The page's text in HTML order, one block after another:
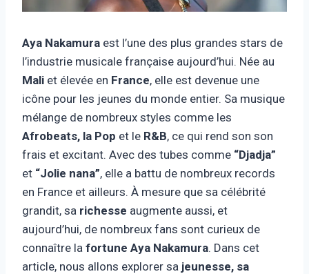
Aya Nakamura est l’une des plus grandes stars de
l’industrie musicale française aujourd’hui. Née au
Mali et élevée en France, elle est devenue une
icône pour les jeunes du monde entier. Sa musique
mélange de nombreux styles comme les
Afrobeats, la Pop et le R&B, ce qui rend son son
frais et excitant. Avec des tubes comme “Djadja”
et “Jolie nana”, elle a battu de nombreux records
en France et ailleurs. À mesure que sa célébrité
grandit, sa richesse augmente aussi, et
aujourd’hui, de nombreux fans sont curieux de
connaître la fortune Aya Nakamura. Dans cet
article, nous allons explorer sa jeunesse, sa